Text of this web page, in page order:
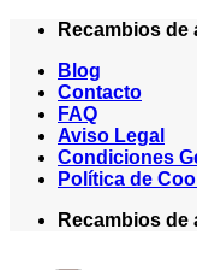
Saltar
contenido
Recambios
Blog
Contacto
FAQ
Aviso Legal
Condiciones
Política de
Recambios